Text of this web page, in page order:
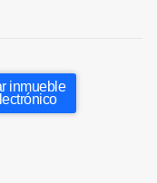
inmueble